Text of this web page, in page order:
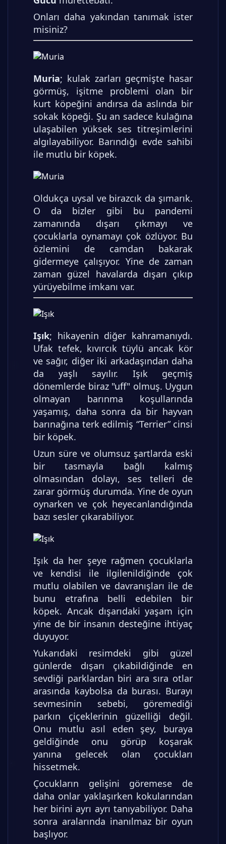
Onları daha yakından tanımak ister
misiniz?
Muria; kulak zarları geçmişte hasar
görmüş, işitme problemi olan bir
kurt köpeğini andırsa da aslında bir
sokak köpeği. Şu an sadece kulağına
ulaşabilen yüksek ses titreşimlerini
algılayabiliyor. Barındığı evde sahibi
ile mutlu bir köpek.
Oldukça uysal ve birazcık da şımarık.
O da bizler gibi bu pandemi
zamanında dışarı çıkmayı ve
çocuklarla oynamayı çok özlüyor. Bu
özlemini de camdan bakarak
gidermeye çalışıyor. Yine de zaman
zaman güzel havalarda dışarı çıkıp
yürüyebilme imkanı var.
Işık; hikayenin diğer kahramanıydı.
Ufak tefek, kıvırcık tüylü ancak kör
ve sağır, diğer iki arkadaşından daha
da yaşlı sayılır. Işık geçmiş
dönemlerde biraz "uff" olmuş. Uygun
olmayan barınma koşullarında
yaşamış, daha sonra da bir hayvan
barınağına terk edilmiş “Terrier” cinsi
bir köpek.
Uzun süre ve olumsuz şartlarda eski
bir tasmayla bağlı kalmış
olmasından dolayı, ses telleri de
zarar görmüş durumda. Yine de oyun
oynarken ve çok heyecanlandığında
bazı sesler çıkarabiliyor.
Işık da her şeye rağmen çocuklarla
ve kendisi ile ilgilenildiğinde çok
mutlu olabilen ve davranışları ile de
bunu etrafına belli edebilen bir
köpek. Ancak dışarıdaki yaşam için
yine de bir insanın desteğine ihtiyaç
duyuyor.
Yukarıdaki resimdeki gibi güzel
günlerde dışarı çıkabildiğinde en
sevdiği parklardan biri ara sıra otlar
arasında kaybolsa da burası. Burayı
sevmesinin sebebi, göremediği
parkın çiçeklerinin güzelliği değil.
Onu mutlu asıl eden şey, buraya
geldiğinde onu görüp koşarak
yanına gelecek olan çocukları
hissetmek.
Çocukların gelişini göremese de
daha onlar yaklaşırken kokularından
her birini ayrı ayrı tanıyabiliyor. Daha
sonra aralarında inanılmaz bir oyun
başlıyor.